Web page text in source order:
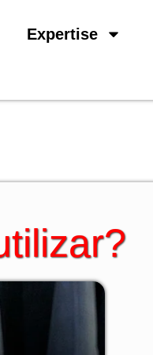
Expertise